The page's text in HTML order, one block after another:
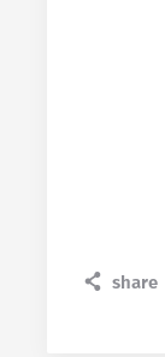
share